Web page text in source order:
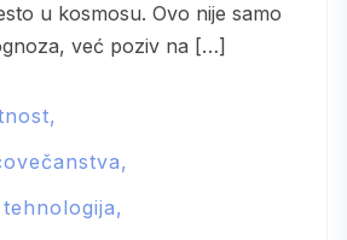
u kosmosu. Ovo nije samo
već poziv na […]